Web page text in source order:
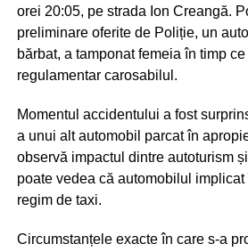
orei 20:05, pe strada Ion Creangă.
preliminare oferite de Poliție, un
bărbat, a tamponat femeia în timp
regulamentar carosabilul.
Momentul accidentului a fost
a unui alt automobil parcat în
observă impactul dintre autoturism
poate vedea că automobilul
regim de taxi.
Circumstanțele exacte în care s-a